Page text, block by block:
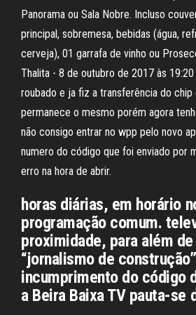
Panorama ou Sala Nobre. Incluso
principal, sobremesa, bebidas (água,
cerveja), 01 garrafa de vinho ou
Thalita - 8 de outubro de 2017 às
roubado e ja fiz a transferência do chip
permanece o mesmo porém agora
não consigo entrar no wpp pelo novo
numero do código que foi enviado por
erro na hora de abrir.
horas diárias, em horário
programação comum.
proximidade, para além
“jornalismo de
incumprimento do código
a Beira Baixa TV pauta-se